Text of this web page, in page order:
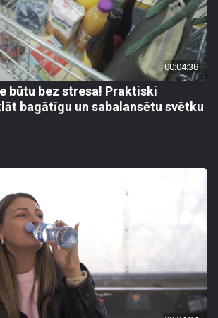
00:04:38
būtu bez stresa! Praktiski
bagātīgu un sabalansētu svētku